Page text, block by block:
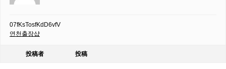
07fKsTosfKdD6vfV
연천출장샵
投稿者 投稿